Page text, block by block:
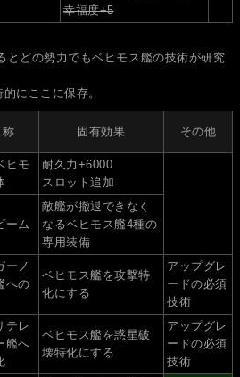
幸福度+5
とどの勢力でもベヒモス艦の技術が研究
にここに保存。
称 固有効果 その他
ヒモ
耐久力+6000
スロット追加
ーム
敵艦が撤退できなく
なるベヒモス艦4種の
専用装備
ーノ
への
ベヒモス艦を攻撃特
化にする
アップグレ
ードの必須
技術
テレ
艦へ
ベヒモス艦を惑星破
壊特化にする
アップグレ
ードの必須
技術